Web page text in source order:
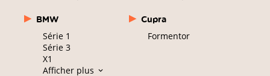
BMW
Série 1
Série 3
X1
Afficher plus
Cupra
Formentor